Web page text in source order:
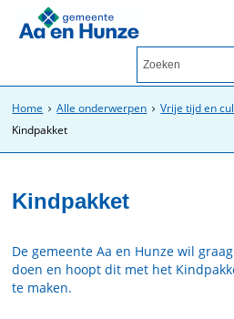
Home Alle onderwerpen Vrije tijd en
Kindpakket
Kindpakket
De gemeente Aa en Hunze wil
doen en hoopt dit met het
te maken.